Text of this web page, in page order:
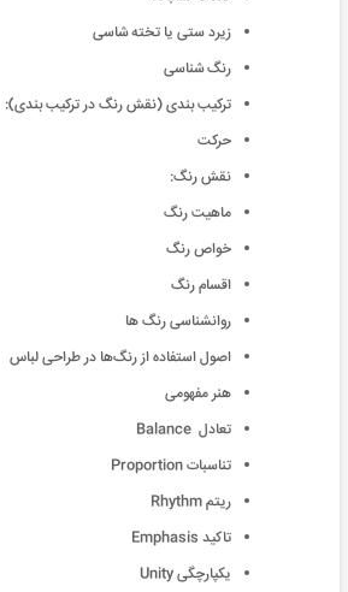
زیرد ستی یا تخته شاسی
رنگ شناسی
ترکیب بندی (نقش رنگ در ترکیب بندی):
حرکت
نقش رنگ:
ماهیت رنگ
خواص رنگ
اقسام رنگ
روانشناسی رنگ ها
اصول استفاده از رنگ‌ها در طراحی لباس
هنر مفهومی
تعادل Balance
تناسبات Proportion
ریتم Rhythm
تاکید Emphasis
یکپارچگی Unity